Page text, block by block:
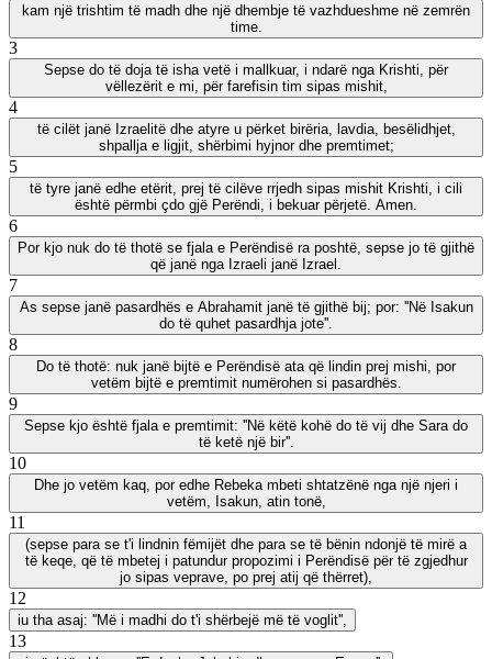
kam një trishtim të madh dhe një dhembje të vazhdueshme në zemrën
time.
3
Sepse do të doja të isha vetë i mallkuar, i ndarë nga Krishti, për
vëllezërit e mi, për farefisin tim sipas mishit,
4
të cilët janë Izraelitë dhe atyre u përket birëria, lavdia, besëlidhjet,
shpallja e ligjit, shërbimi hyjnor dhe premtimet;
5
të tyre janë edhe etërit, prej të cilëve rrjedh sipas mishit Krishti, i cili
është përmbi çdo gjë Perëndi, i bekuar përjetë. Amen.
6
Por kjo nuk do të thotë se fjala e Perëndisë ra poshtë, sepse jo të gjithë
që janë nga Izraeli janë Izrael.
7
As sepse janë pasardhës e Abrahamit janë të gjithë bij; por: ''Në Isakun
do të quhet pasardhja jote''.
8
Do të thotë: nuk janë bijtë e Perëndisë ata që lindin prej mishi, por
vetëm bijtë e premtimit numërohen si pasardhës.
9
Sepse kjo është fjala e premtimit: ''Në këtë kohë do të vij dhe Sara do
të ketë një bir''.
10
Dhe jo vetëm kaq, por edhe Rebeka mbeti shtatzënë nga një njeri i
vetëm, Isakun, atin tonë,
11
(sepse para se t'i lindnin fëmijët dhe para se të bënin ndonjë të mirë a
të keqe, që të mbetej i patundur propozimi i Perëndisë për të zgjedhur
jo sipas veprave, po prej atij që thërret),
12
iu tha asaj: ''Më i madhi do t'i shërbejë më të voglit'',
13